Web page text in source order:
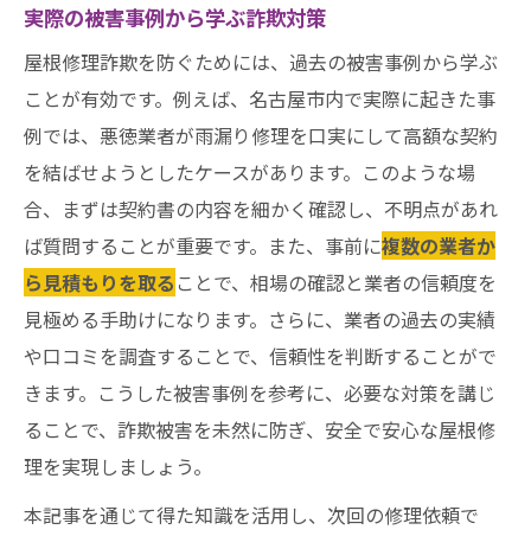
実際の被害事例から学ぶ詐欺対策
屋根修理詐欺を防ぐためには、過去の被害事例から学ぶ
ことが有効です。例えば、名古屋市内で実際に起きた事
例では、悪徳業者が雨漏り修理を口実にして高額な契約
を結ばせようとしたケースがあります。このような場
合、まずは契約書の内容を細かく確認し、不明点があれ
ば質問することが重要です。また、事前に複数の業者か
ら見積もりを取る ことで、相場の確認と業者の信頼度を
見極める手助けになります。さらに、業者の過去の実績
や口コミを調査することで、信頼性を判断することがで
きます。こうした被害事例を参考に、必要な対策を講じ
ることで、詐欺被害を未然に防ぎ、安全で安心な屋根修
理を実現しましょう。
本記事を通じて得た知識を活用し、次回の修理依頼で